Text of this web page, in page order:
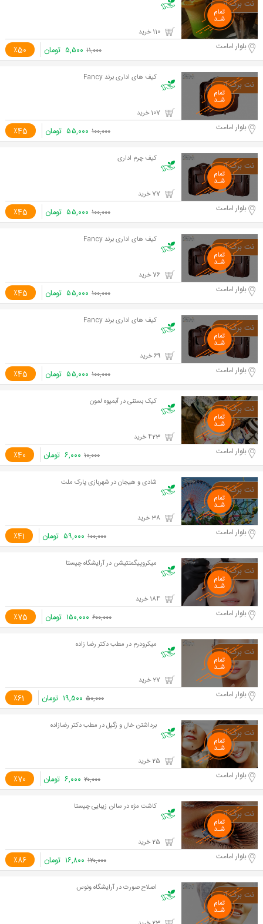
٪50 بلوار امامت ۱۱,۰۰۰ ۵,۵۰۰ تومان
کیف های اداری برند Fancy
٪45 بلوار امامت ۱۰۰,۰۰۰ ۵۵,۰۰۰ تومان
کیف چرم اداری
٪45 بلوار امامت ۱۰۰,۰۰۰ ۵۵,۰۰۰ تومان
کیف های اداری برند Fancy
٪45 بلوار امامت ۱۰۰,۰۰۰ ۵۵,۰۰۰ تومان
کیف های اداری برند Fancy
٪45 بلوار امامت ۱۰۰,۰۰۰ ۵۵,۰۰۰ تومان
کیک بستنی در آبمیوه لمون
٪40 بلوار امامت ۱۰,۰۰۰ ۶,۰۰۰ تومان
شادی و هیجان در شهربازی پارک ملت
٪41 بلوار امامت ۱۰۰,۰۰۰ ۵۹,۰۰۰ تومان
میکروپیگمنتیشن در آرایشگاه چیستا
٪75 بلوار امامت ۶۰۰,۰۰۰ ۱۵۰,۰۰۰ تومان
میکرودرم در مطب دکتر رضا زاده
٪61 بلوار امامت ۵۰,۰۰۰ ۱۹,۵۰۰ تومان
برداشتن خال و زگیل در مطب دکتر رضازاده
٪70 بلوار امامت ۲۰,۰۰۰ ۶,۰۰۰ تومان
کاشت مژه در سالن زیبایی چیستا
٪86 بلوار امامت ۱۲۰,۰۰۰ ۱۶,۸۰۰ تومان
اصلاح صورت در آرایشگاه ونوس